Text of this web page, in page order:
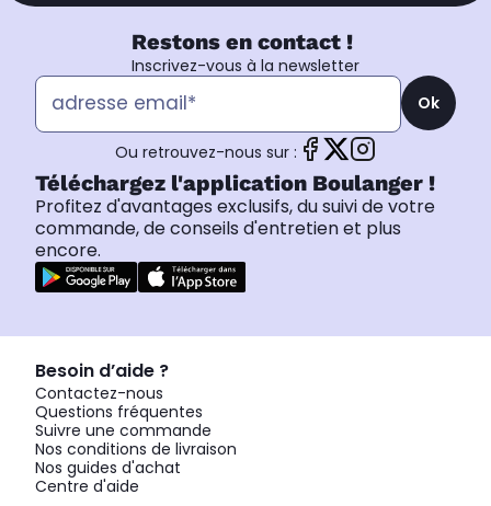
Restons en contact !
Inscrivez-vous à la newsletter
Ok
Ou retrouvez-nous sur :
Téléchargez l'application Boulanger !
Profitez d'avantages exclusifs, du suivi de votre
commande, de conseils d'entretien et plus
encore.
Besoin d’aide ?
Contactez-nous
Questions fréquentes
Suivre une commande
Nos conditions de livraison
Nos guides d'achat
Centre d'aide